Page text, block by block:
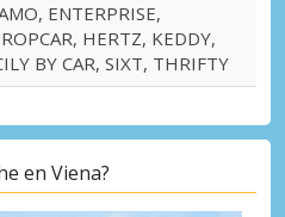
ENTERPRISE,
HERTZ, KEDDY,
BY CAR, SIXT, THRIFTY
en Viena?